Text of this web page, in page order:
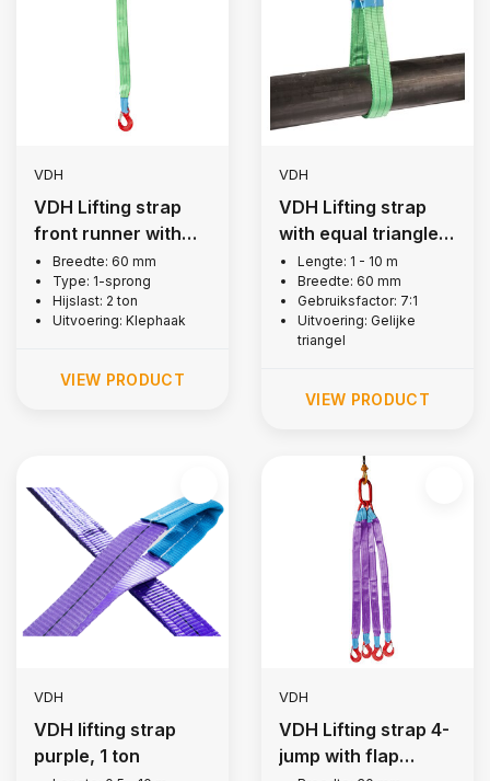
VDH
VDH Lifting strap
front runner with
flap hooks, 2 tonne
Breedte: 60 mm
Type: 1-sprong
Hijslast: 2 ton
Uitvoering: Klephaak
VIEW PRODUCT
VDH
VDH Lifting strap
with equal triangle,
2 tons
Lengte: 1 - 10 m
Breedte: 60 mm
Gebruiksfactor: 7:1
Uitvoering: Gelijke
triangel
VIEW PRODUCT
VDH
VDH lifting strap
purple, 1 ton
VDH
VDH Lifting strap 4-
jump with flap